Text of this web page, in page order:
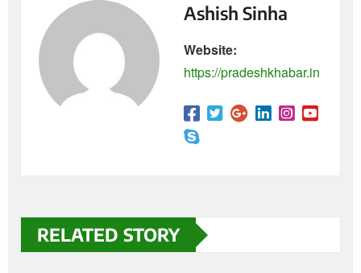
Ashish Sinha
Website:
https://pradeshkhabar.in
RELATED STORY